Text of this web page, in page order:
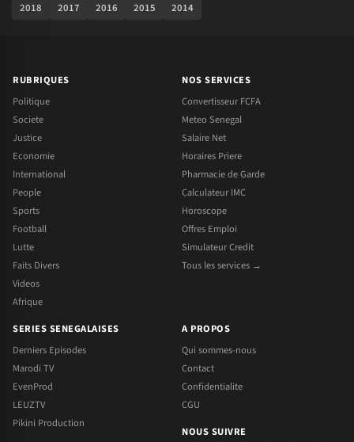
2018
2017 2016 2015 2014
RUBRIQUES
Politique
Societe
Justice
Economie
International
People
Sports
Football
Lutte
Faits Divers
Videos
Afrique
NOS SERVICES
Convertisseur FCFA
Meteo Senegal
Salaire Net
Horaires Priere
Pharmacie de Garde
Calculateur IMC
Horoscope
Offres Emploi
Simulateur Credit
Tous les services →
SERIES SENEGALAISES
Derniers Episodes
Marodi TV
EvenProd
LEUZTV
Pikini Production
A PROPOS
Qui sommes-nous
Contact
Confidentialite
CGU
NOUS SUIVRE